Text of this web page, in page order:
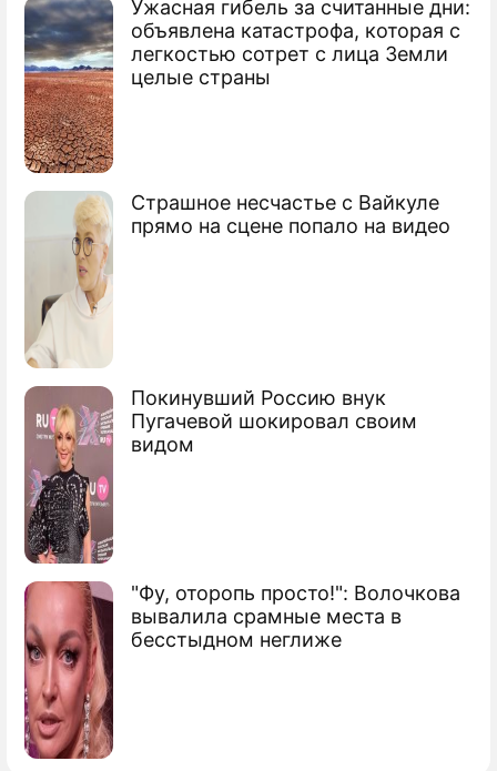
Ужасная гибель за считанные дни:
объявлена катастрофа, которая с
легкостью сотрет с лица Земли
целые страны
Страшное несчастье с Вайкуле
прямо на сцене попало на видео
Покинувший Россию внук
Пугачевой шокировал своим
видом
"Фу, оторопь просто!": Волочкова
вывалила срамные места в
бесстыдном неглиже
Тест: угадайте советские фильмы с
утренними названиями по одному кадру